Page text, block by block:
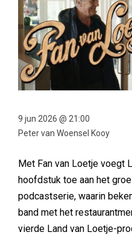
9 jun 2026 @ 21:00
Peter van Woensel Kooy
Met Fan van Loetje voegt
hoofdstuk toe aan het
podcastserie, waarin
band met het
vierde Land van Loetje-